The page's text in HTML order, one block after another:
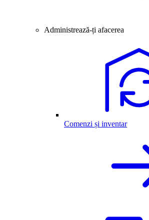
Administrează-ți afacerea
Comenzi și inventar